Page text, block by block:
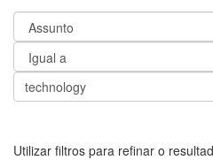
Utilizar filtros para refinar o